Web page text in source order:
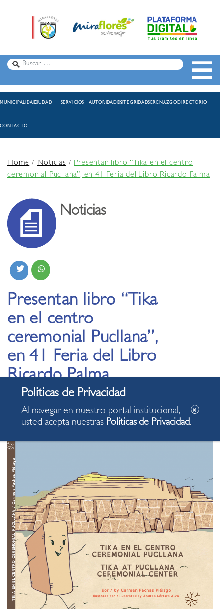
MUNICIPALIDADCIUDAD SERVICIOS AUTORIDADESINTEGRIDADSERENAZGODIRECTORIO
CONTACTO
Home/Noticias /Presentan libro “Tika en el centro
ceremonial Pucllana”, en 41 Feria del Libro Ricardo Palma
Noticias
Presentan libro “Tika
en el centro
ceremonial Pucllana”,
en 41 Feria del Libro
Ricardo Palma
30.11.2020
Al navegar en nuestro portal institucional,
usted acepta nuestras Politicas de Privacidad.